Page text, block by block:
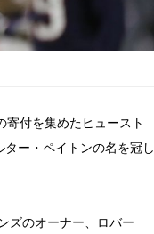
寄付を集めたヒュースト
ー・ペイトンの名を冠し
ズのオーナー、ロバー